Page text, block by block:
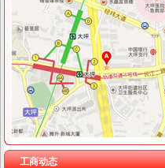
重庆星竣贸易有限责任公司 渝中
重庆海谛升进出口贸易有限公司 渝
重庆奕欣锦诚商贸有限公司 渝九
重庆信同广告有限公司 渝沙50万
重庆三虹房地产营销策划有限公司
重庆宝鹰汽车销售有限公司
工商动态
重庆营业执照注销
重庆市国家税务局
重庆晚报营业执照遗失、注销声
登报,挂失,营业执照登报,公司注销,
重庆公司注册代办花多少钱-中华机
【代办营业执照,公司变更,注销等
北京晚报登报挂失_遗失声明登报
矿产资源采矿许可（新立、变更、
重庆个体工商户请注意！这四类形
我是个体工商户人,下面是12年和